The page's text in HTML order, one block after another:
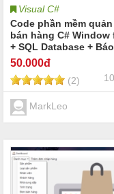
Visual C#
Code phần mềm
bán hàng C# Window
+ SQL Database +
50.000đ
(2)
MarkLeo